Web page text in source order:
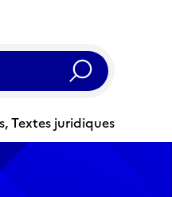
Rechercher
Textes juridiques